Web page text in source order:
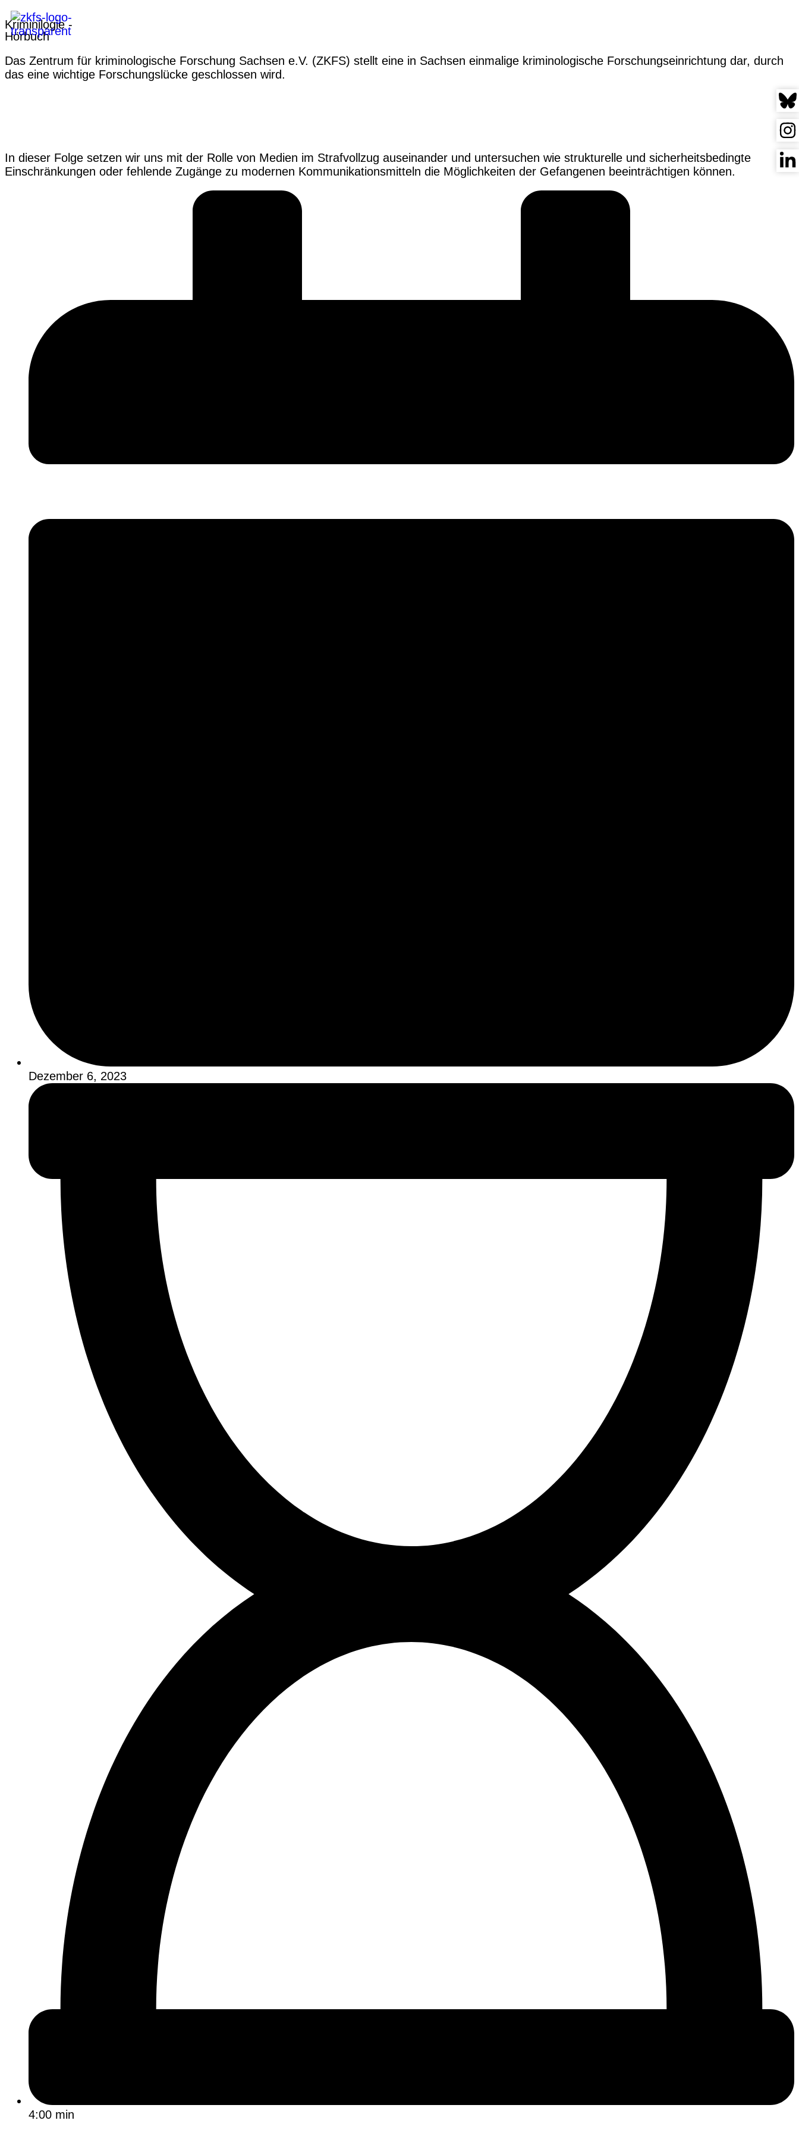
Kriminilogie -
Hörbuch
Das Zentrum für kriminologische Forschung Sachsen e.V. (ZKFS) stellt eine in Sachsen einmalige kriminologische Forschungseinrichtung dar, durch
das eine wichtige Forschungslücke geschlossen wird.
In dieser Folge setzen wir uns mit der Rolle von Medien im Strafvollzug auseinander und untersuchen wie strukturelle und sicherheitsbedingte
Einschränkungen oder fehlende Zugänge zu modernen Kommunikationsmitteln die Möglichkeiten der Gefangenen beeinträchtigen können.
Dezember 6, 2023
4:00 min